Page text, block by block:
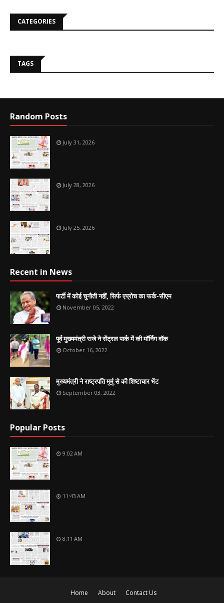
CATEGORIES
TAGS
Random Posts
July 31, 2026
July 28, 2026
July 25, 2026
Recent in News
पार्टी में कोई चुनौती नहीं, सिर्फ एप्रोच का फर्क-सीएम
November 05, 2022
पूर्व मुख्यमंत्री राजे ने सेंट्रल पार्क में की मॉर्निग वॉक
October 16, 2022
मुख्यमंत्री ने राष्ट्रपति मुर्मु से की शिष्टाचार भेंट
September 03, 2022
Popular Posts
9:02 AM
11:43 AM
8:11 AM
Home About Contact Us